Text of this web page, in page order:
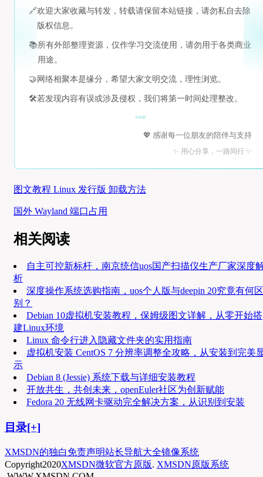
🔗欢迎大家收藏与转发，转载请保留本站链接，请勿私自去除
版权信息。
📚所有外部整理资源，仅作学习交流使用，请勿用于各类商业
用途。
🤝 网络相聚本是缘分，希望大家文明交流，理性浏览。
🛠️若发现内容有误或涉及侵权，我们将第一时间处理整改。
💖 感谢每一位朋友的陪伴与支持
✨ 用心分享，一路同行 ✨
图文教程 Linux 发行版 卸载方法
国外 Wayland 端口占用
相关阅读
自主可控新标杆，南京统信uos国产扫描仪生产厂家深度
析
深度操作系统选购指南，uos个人版与deepin 20究竟有何区
别？
Debian 10虚拟机安装教程，保姆级图文详解，从零开始搭
建Linux环境
Linux 命令行进入隐藏文件夹的实用指南
虚拟机安装 CentOS 7 分辨率调整全攻略，从安装到完美
示
Debian 8 (Jessie) 系统下载与详细安装教程
开放共生，共创未来，openEuler社区为创新赋能
Fedora 20 无线网卡驱动完全解决方案，从识别到安装
目录[+]
XMSDN的独白免责声明站长导航大全镜像系统
Copyright2020XMSDN微软官方原版. XMSDN原版系统